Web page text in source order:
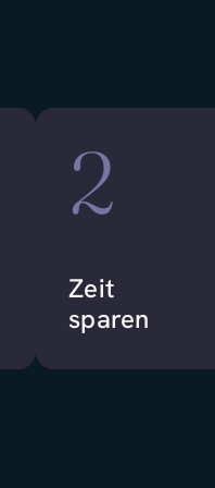
2
Zeit
sparen